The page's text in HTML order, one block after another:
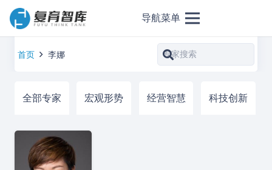
导航菜单
首页 李娜
全部专家 宏观形势 经营智慧 科技创新